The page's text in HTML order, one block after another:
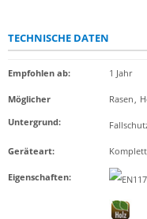
TECHNISCHE DATEN
Empfohlen ab: 1 Jahr
Möglicher
Untergrund:
Rasen
Geräteart:
Eigenschaften: